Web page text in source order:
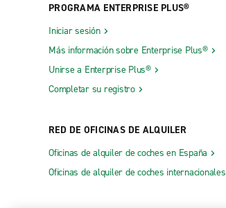
PROGRAMA ENTERPRISE PLUS®
Iniciar sesión
Más información sobre Enterprise Plus®
Unirse a Enterprise Plus®
Completar su registro
RED DE OFICINAS DE ALQUILER
Oficinas de alquiler de coches en España
Oficinas de alquiler de coches internacionales